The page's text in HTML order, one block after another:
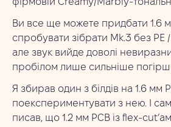
фірмовій Creamy/Marbly-
Ви все ще можете придбати 1.6
спробувати зібрати Mk.3 без PE
але звук вийде доволі
пробілом лише сильніше
Я збирав один з білдів на 1.6 мм
поекспериментувати з нею. І
писав, що 1.2 мм PCB із flex-